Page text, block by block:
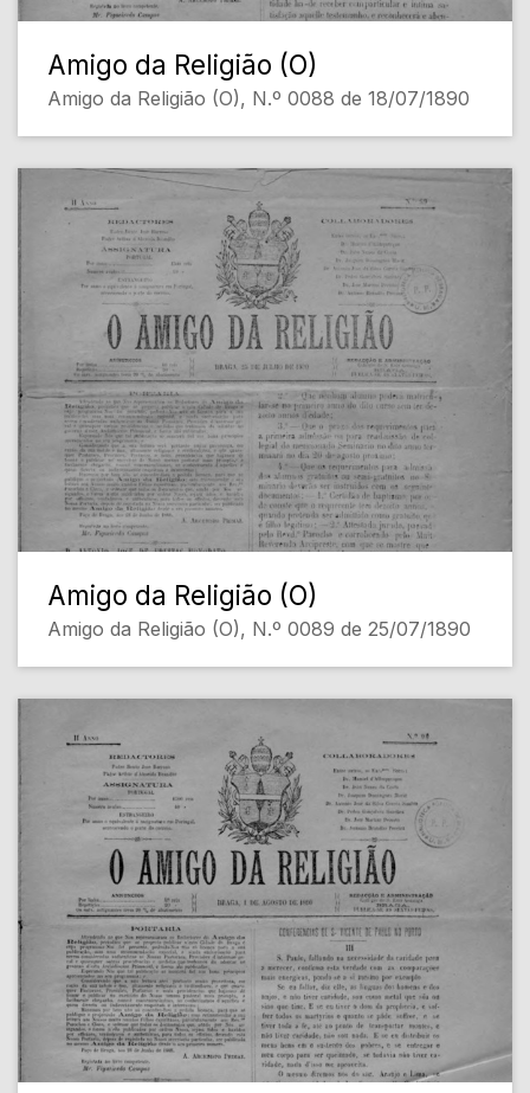
Amigo da Religião (O)
Amigo da Religião (O), N.º 0088 de 18/07/1890
Amigo da Religião (O)
Amigo da Religião (O), N.º 0089 de 25/07/1890